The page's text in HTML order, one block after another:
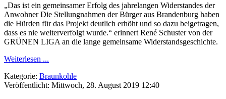
„Das ist ein gemeinsamer Erfolg des jahrelangen Widerstandes der
Anwohner Die Stellungnahmen der Bürger aus Brandenburg haben
die Hürden für das Projekt deutlich erhöht und so dazu beigetragen,
dass es nie weiterverfolgt wurde.“ erinnert René Schuster von der
GRÜNEN LIGA an die lange gemeinsame Widerstandsgeschichte.
Weiterlesen ...
Kategorie: Braunkohle
Veröffentlicht: Mittwoch, 28. August 2019 12:40